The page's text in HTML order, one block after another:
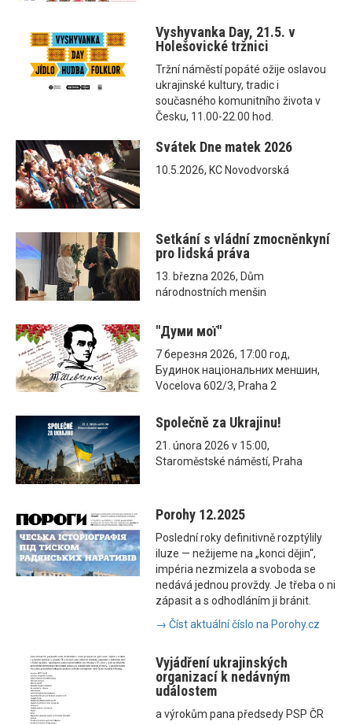
Vyshyvanka Day, 21.5. v
Holešovické tržnici
Tržní náměstí popáté ožije oslavou
ukrajinské kultury, tradic i
současného komunitního života v
Česku, 11.00-22.00 hod.
Svátek Dne matek 2026
10.5.2026, KC Novodvorská
Setkání s vládní zmocněnkyní
pro lidská práva
13. března 2026, Dům
národnostních menšin
"Думи мої"
7 березня 2026, 17:00 год,
Будинок національних меншин,
Vocelova 602/3, Praha 2
Společně za Ukrajinu!
21. února 2026 v 15:00,
Staroměstské náměstí, Praha
Porohy 12.2025
Poslední roky definitivně rozptýlily
iluze — nežijeme na „konci dějin“,
impéria nezmizela a svoboda se
nedává jednou provždy. Je třeba o ni
zápasit a s odhodláním ji bránit.
→ Číst aktuální číslo na Porohy.cz
Vyjádření ukrajinských
organizací k nedávným
událostem
a výrokům pana předsedy PSP ČR